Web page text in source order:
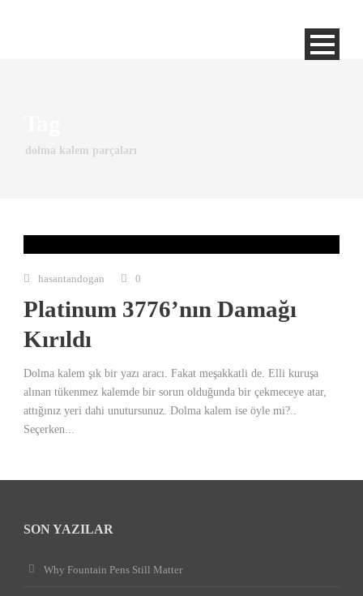
dolma kalem parçaları
hasantandogan 0
Platinum 3776’nın Damağı
Kırıldı
Dolma kalem şık bir yazı aracı. Fakat meşakkatli de. Elli kuruşa
alınan tükenmez kalemde bir sorun olduğunda bir çekmeceye atar,
attığınız yeri dahi unutursunuz. Dolma kalem ise öyle mi?..
Seçerken...
SON YAZILAR
Why Fountain Pens Still Matter